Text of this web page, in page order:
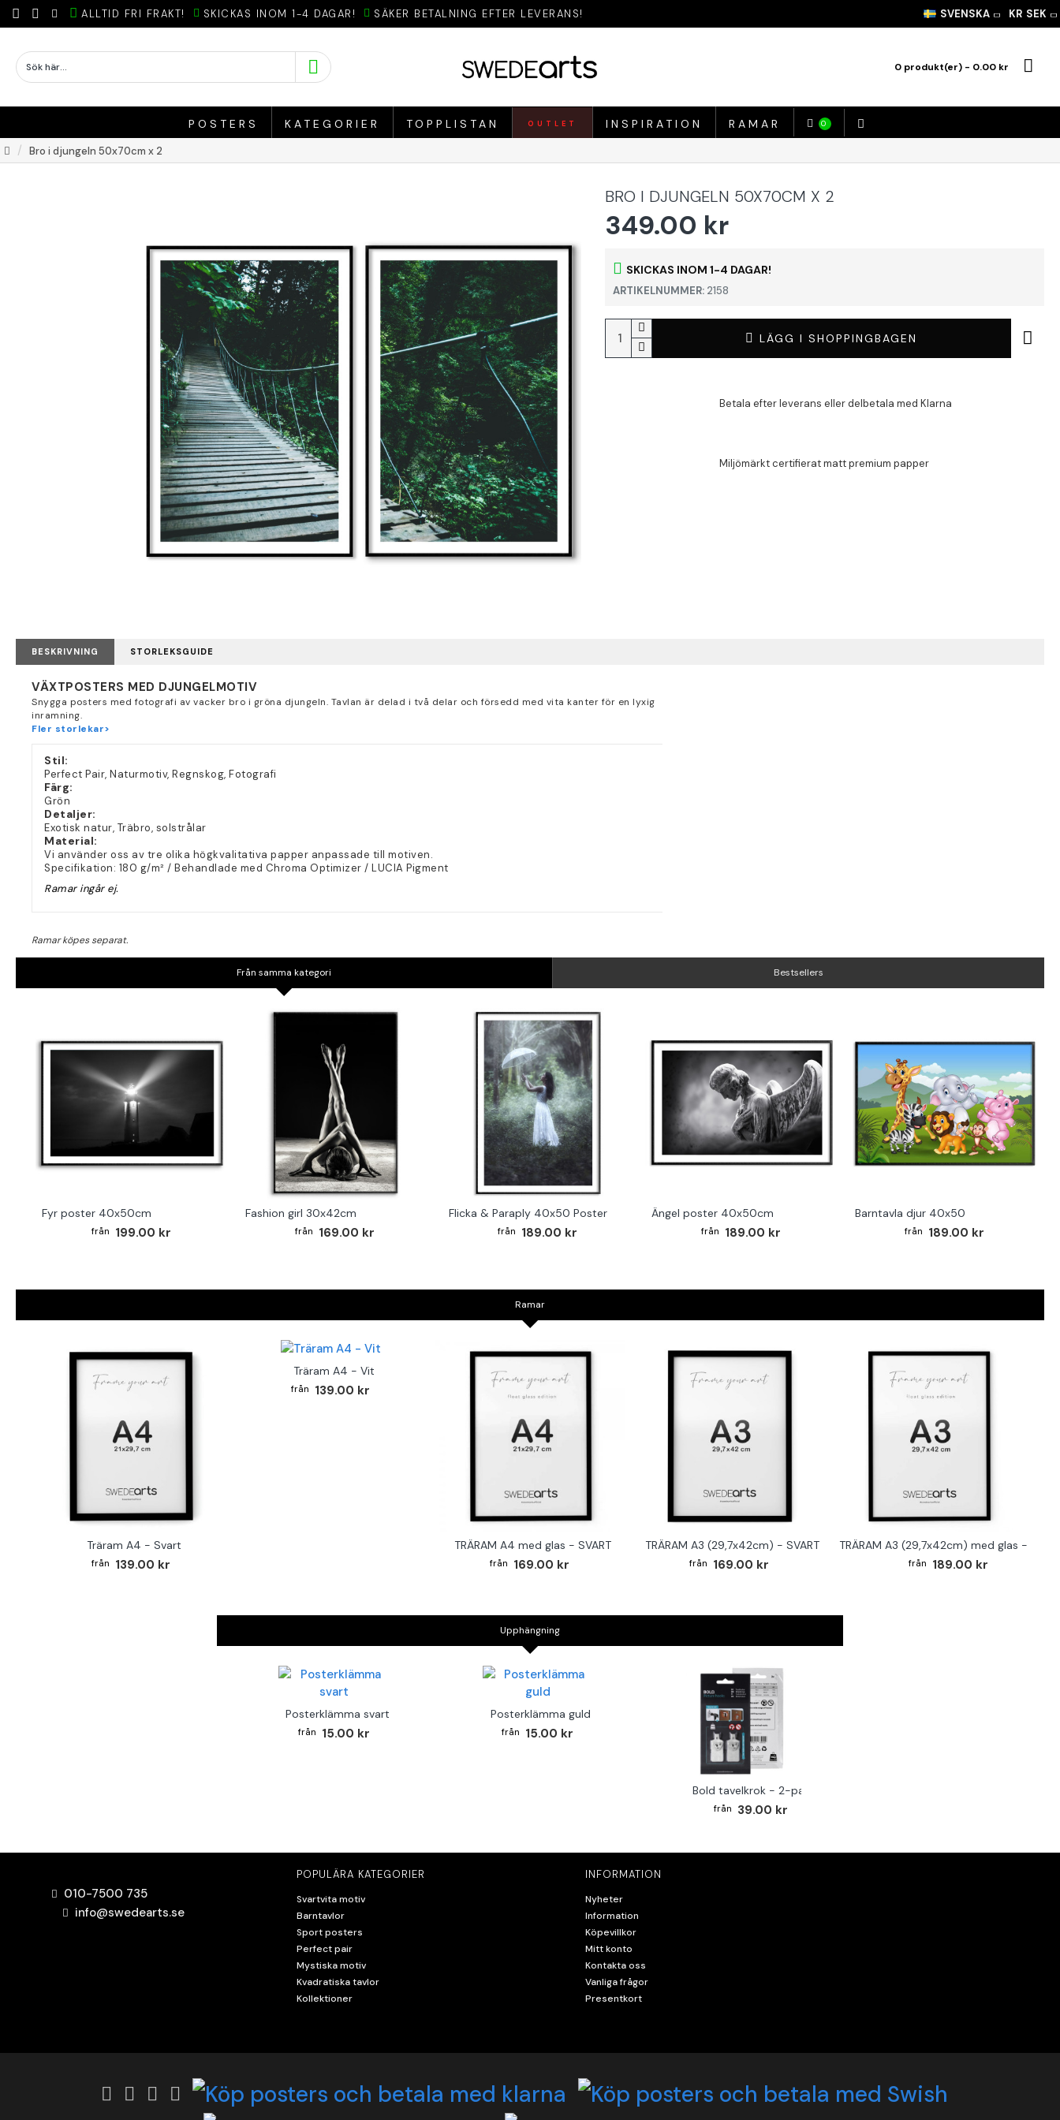
ALLTID FRI FRAKT! SKICKAS INOM 1-4 DAGAR! SÄKER BETALNING EFTER LEVERANS! SVENSKA KR SEK
0 produkt(er) - 0.00 kr
POSTERS KATEGORIER TOPPLISTAN OUTLET INSPIRATION RAMAR 0
Bro i djungeln 50x70cm x 2
BRO I DJUNGELN 50X70CM X 2
SKICKAS INOM 1-4 DAGAR!
ARTIKELNUMMER: 2158
349.00 kr
LÄGG I SHOPPINGBAGEN
BESKRIVNING STORLEKSGUIDE
VÄXTPOSTERS MED DJUNGELMOTIV
Snygga posters med fotografi av vacker bro i gröna djungeln. Tavlan är delad i två delar och försedd med vita kanter för en lyxig
inramning.
Fler storlekar>
Stil:
Perfect Pair, Naturmotiv, Regnskog, Fotografi
Färg:
Grön
Detaljer:
Exotisk natur, Träbro, solstrålar
Material:
Vi använder oss av tre olika högkvalitativa papper anpassade till motiven.
Specifikation: 180 g/m² / Behandlade med Chroma Optimizer / LUCIA Pigment
Ramar ingår ej.
Från samma kategori Bestsellers
Fyr poster 40x50cm
199.00 kr
Fashion girl 30x42cm
169.00 kr
Flicka & Paraply 40x50 Poster
189.00 kr
Ängel poster 40x50cm
189.00 kr
Barntavla djur 40x50
189.00 kr
Ramar
Träram A4 - Svart
139.00 kr
Träram A4 - Vit
139.00 kr
TRÄRAM A4 med glas - SVART
169.00 kr
TRÄRAM A3 (29,7x42cm) - SVART
169.00 kr
TRÄRAM A3 (29,7x42cm) med glas -
189.00 kr
Upphängning
Posterklämma svart
15.00 kr
Posterklämma guld
15.00 kr
Bold tavelkrok - 2-pack
39.00 kr
010-7500 735
info@swedearts.se
POPULÄRA KATEGORIER
Svartvita motiv
Barntavlor
Sport posters
Perfect pair
Mystiska motiv
Kvadratiska tavlor
Kollektioner
INFORMATION
Nyheter
Information
Köpevillkor
Mitt konto
Kontakta oss
Vanliga frågor
Presentkort